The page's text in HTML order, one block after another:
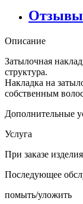
Отзывы
Описание
Затылочная
структура.
Накладка на
собственным
Дополнительные
Услуга
При заказе изделия
Последующее
помыть/уложить